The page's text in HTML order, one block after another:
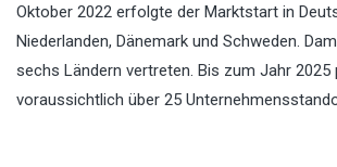
Oktober 2022 erfolgte der Marktstart in
Niederlanden, Dänemark und Schweden.
sechs Ländern vertreten. Bis zum Jahr 2025
voraussichtlich über 25